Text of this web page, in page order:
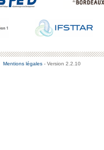
Mentions légales - Version 2.2.10